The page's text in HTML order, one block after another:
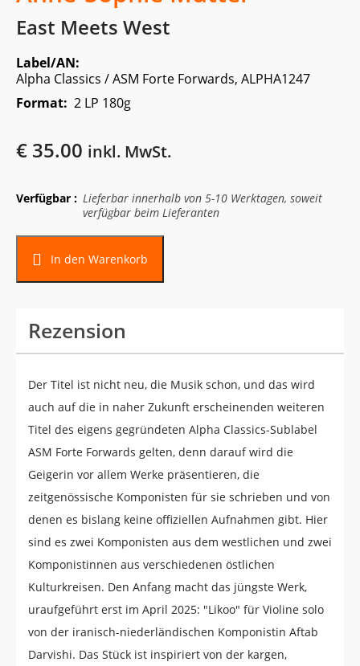
East Meets West
Label/AN:
Alpha Classics / ASM Forte Forwards, ALPHA1247
Format: 2 LP 180g
€ 35.00 inkl. MwSt.
Verfügbar : Lieferbar innerhalb von 5-10 Werktagen, soweit
verfügbar beim Lieferanten
In den Warenkorb
Rezension
Der Titel ist nicht neu, die Musik schon, und das wird
auch auf die in naher Zukunft erscheinenden weiteren
Titel des eigens gegründeten Alpha Classics-Sublabel
ASM Forte Forwards gelten, denn darauf wird die
Geigerin vor allem Werke präsentieren, die
zeitgenössische Komponisten für sie schrieben und von
denen es bislang keine offiziellen Aufnahmen gibt. Hier
sind es zwei Komponisten aus dem westlichen und zwei
Komponistinnen aus verschiedenen östlichen
Kulturkreisen. Den Anfang macht das jüngste Werk,
uraufgeführt erst im April 2025: "Likoo" für Violine solo
von der iranisch-niederländischen Komponistin Aftab
Darvishi. Das Stück ist inspiriert von der kargen,